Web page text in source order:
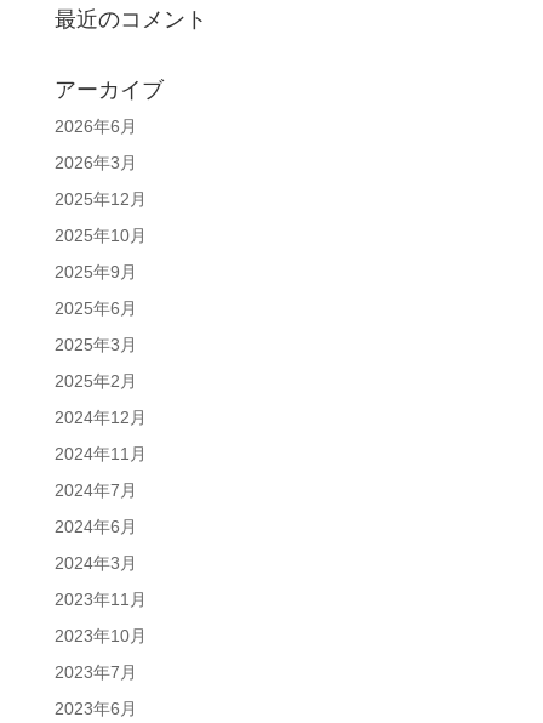
最近のコメント
アーカイブ
2026年6月
2026年3月
2025年12月
2025年10月
2025年9月
2025年6月
2025年3月
2025年2月
2024年12月
2024年11月
2024年7月
2024年6月
2024年3月
2023年11月
2023年10月
2023年7月
2023年6月